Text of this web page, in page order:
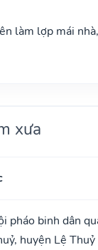
làm lợp mái nhà,
xưa
pháo binh dân
huyện Lệ